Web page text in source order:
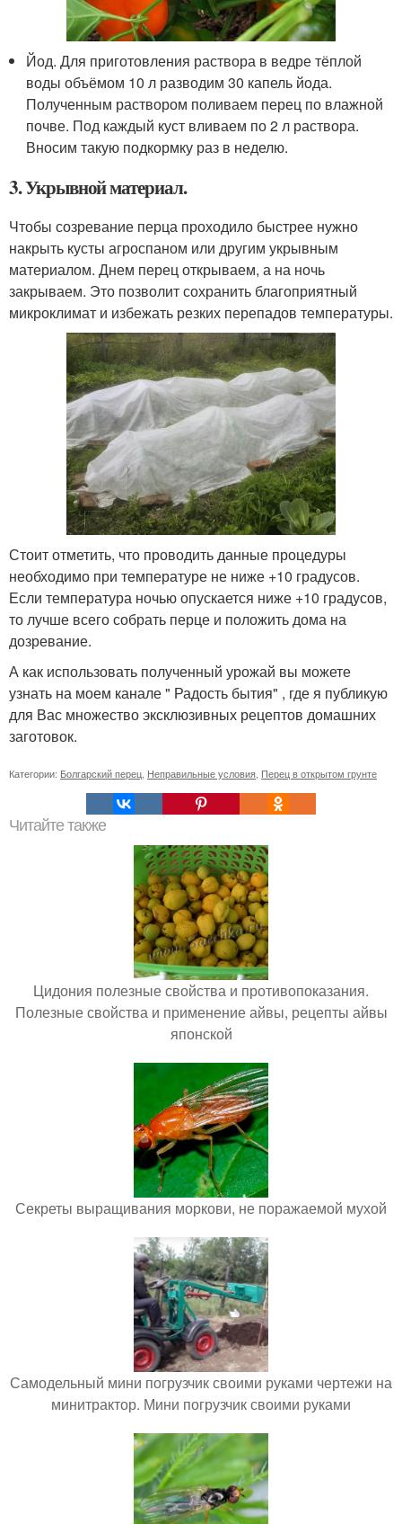
Йод. Для приготовления раствора в ведре тёплой
воды объёмом 10 л разводим 30 капель йода.
Полученным раствором поливаем перец по влажной
почве. Под каждый куст вливаем по 2 л раствора.
Вносим такую подкормку раз в неделю.
3. Укрывной материал.
Чтобы созревание перца проходило быстрее нужно
накрыть кусты агроспаном или другим укрывным
материалом. Днем перец открываем, а на ночь
закрываем. Это позволит сохранить благоприятный
микроклимат и избежать резких перепадов температуры.
Стоит отметить, что проводить данные процедуры
необходимо при температуре не ниже +10 градусов.
Если температура ночью опускается ниже +10 градусов,
то лучше всего собрать перце и положить дома на
дозревание.
А как использовать полученный урожай вы можете
узнать на моем канале " Радость бытия" , где я публикую
для Вас множество эксклюзивных рецептов домашних
заготовок.
Категории: Болгарский перец Неправильные условия Перец в открытом грунте
Читайте также
Цидония полезные свойства и противопоказания.
Полезные свойства и применение айвы, рецепты айвы
японской
Секреты выращивания моркови, не поражаемой мухой
Самодельный мини погрузчик своими руками чертежи на
минитрактор. Мини погрузчик своими руками